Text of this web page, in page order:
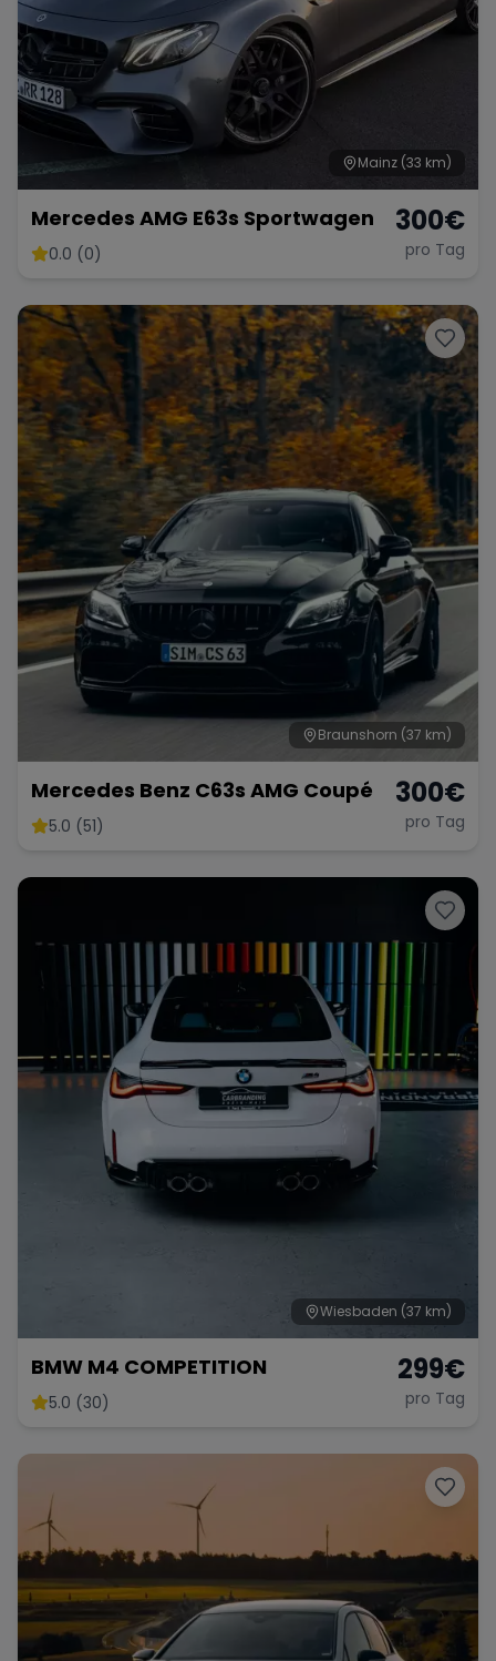
Chevrolet
Bentley Rolls Royce
Bugatti Lotus Maserati
Range Rover Corvette
Mainz (33 km)
Mercedes AMG E63s Sportwagen
0.0 (0)
300€
pro Tag
Braunshorn (37 km)
Mercedes Benz C63s AMG Coupé
5.0 (51)
300€
pro Tag
Wiesbaden (37 km)
BMW M4 COMPETITION
5.0 (30)
299€
pro Tag